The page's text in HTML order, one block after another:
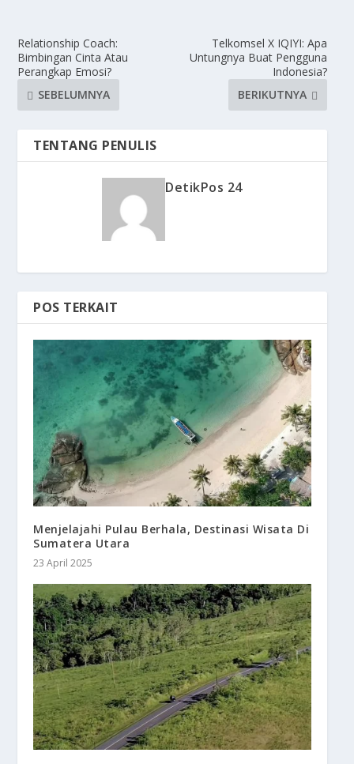
Relationship Coach:
Bimbingan Cinta Atau
Perangkap Emosi?
SEBELUMNYA
Telkomsel X IQIYI: Apa
Untungnya Buat Pengguna
Indonesia?
BERIKUTNYA
TENTANG PENULIS
DetikPos 24
POS TERKAIT
Menjelajahi Pulau Berhala, Destinasi Wisata Di
Sumatera Utara
23 April 2025